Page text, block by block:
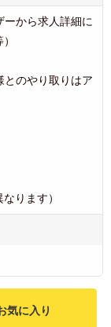
ーから求人詳細に
とのやり取りはア
ります）
気に入り